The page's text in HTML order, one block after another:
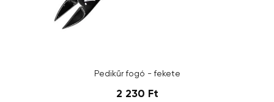
Pedikűr fogó - fekete
2 230 Ft